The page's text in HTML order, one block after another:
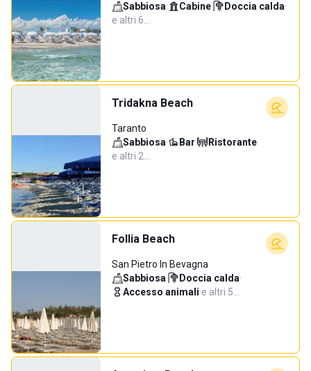
Sabbiosa· Cabine· Doccia calda·
e altri 6…
Tridakna Beach
Taranto
Sabbiosa· Bar· Ristorante·
e altri 2…
Follia Beach
San Pietro In Bevagna
Sabbiosa· Doccia calda·
Accesso animali·e altri 5…